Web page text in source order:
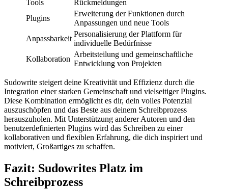
Tools
Rückmeldungen
Plugins
Erweiterung der Funktionen durch
Anpassungen und neue Tools
Anpassbarkeit
Personalisierung der Plattform für
individuelle Bedürfnisse
Kollaboration
Arbeitsteilung und gemeinschaftliche
Entwicklung von Projekten
Sudowrite steigert deine Kreativität und Effizienz durch die
Integration einer starken Gemeinschaft und vielseitiger Plugins.
Diese Kombination ermöglicht es dir, dein volles Potenzial
auszuschöpfen und das Beste aus deinem Schreibprozess
herauszuholen. Mit Unterstützung anderer Autoren und den
benutzerdefinierten Plugins wird das Schreiben zu einer
kollaborativen und flexiblen Erfahrung, die dich inspiriert und
motiviert, Großartiges zu schaffen.
Fazit: Sudowrites Platz im
Schreibprozess